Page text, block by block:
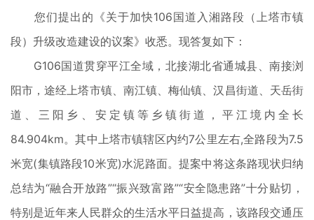
您们提出的《关于加快106国道入湘路段（上塔市镇
段）升级改造建设的议案》收悉。现答复如下：
G106国道贯穿平江全域，北接湖北省通城县、南接浏
阳市，途经上塔市镇、南江镇、梅仙镇、汉昌街道、天岳街
道、三阳乡、安定镇等乡镇街道，平江境内全长
84.904km。其中上塔市镇辖区内约7公里左右,全路段为7.5
米宽(集镇路段10米宽)水泥路面。提案中将这条路现状归纳
总结为“融合开放路”“振兴致富路”“安全隐患路”十分贴切，
特别是近年来人民群众的生活水平日益提高，该路段交通压